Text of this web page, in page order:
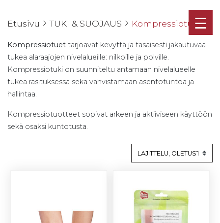
☰
Etusivu TUKI & SUOJAUS Kompressiotuet
Kompressiotuet tarjoavat kevyttä ja tasaisesti jakautuvaa
tukea alaraajojen nivelalueille: nilkoille ja polville.
Kompressiotuki on suunniteltu antamaan nivelalueelle
tukea rasituksessa sekä vahvistamaan asentotuntoa ja
hallintaa.
Kompressiotuotteet sopivat arkeen ja aktiiviseen käyttöön
sekä osaksi kuntotusta.